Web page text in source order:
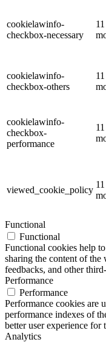
cookielawinfo-
checkbox-necessary
11
cookielawinfo-
checkbox-others
11
cookielawinfo-
checkbox-
performance
11
viewed_cookie_policy
11
Functional
Functional
Functional cookies help
sharing the content of the
feedbacks, and other
Performance
Performance
Performance cookies are
performance indexes of
better user experience for
Analytics